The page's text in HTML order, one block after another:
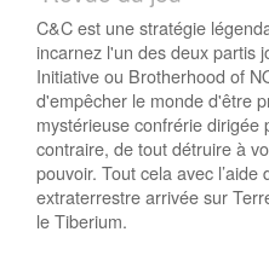
C&C est une stratégie
incarnez l'un des deux partis
Initiative ou Brotherhood of
d'empêcher le monde d'être
mystérieuse confrérie
contraire, de tout détruire à
pouvoir. Tout cela avec l’aide
extraterrestre arrivée sur
le Tiberium.